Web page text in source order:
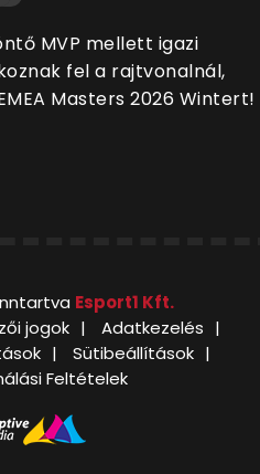
MVP mellett igazi
fel a rajtvonalnál,
Masters 2026 Wintert!
Esport1 Kft.
jogok
Adatkezelés
Sütibeállítások
Feltételek